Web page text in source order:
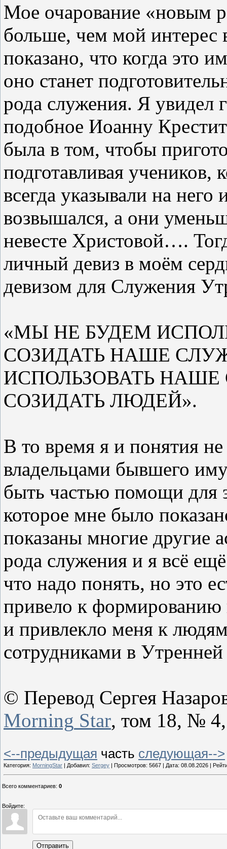
Мое очарование «новым
больше, чем мой
показано, что когда это
оно станет
рода служения. Я увидел
подобное Иоанну
была в том, чтобы
подготавливая
всегда указывали на
возвышался, а они
невесте Христовой….
личный девиз в моём
девизом для Служения
«МЫ НЕ БУДЕМ
СОЗИДАТЬ НАШЕ
ИСПОЛЬЗОВАТЬ
СОЗИДАТЬ ЛЮДЕЙ».
В то время я и понятия
владельцами бывшего
быть частью помощи для
которое мне было
показаны многие другие
рода служения и я всё
что надо понять, но это
привело к
и привлекло меня к
сотрудниками в Утренней
© Перевод Сергея
Morning Star, том 18, №
<--предыдущая часть следующая-->
Категория: MorningStar | Добавил: Sergey | Просмотров: 5667 | Дата: 08.08.2026 |
Всего комментариев: 0
Войдите:
Отправить